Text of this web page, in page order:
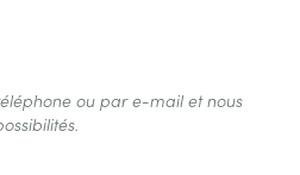
ou par e-mail et nous